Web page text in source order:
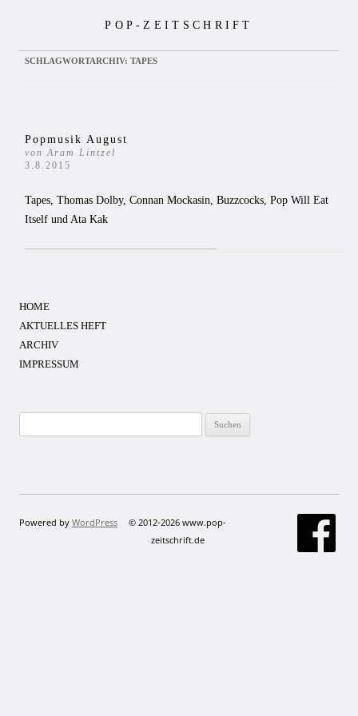
POP-ZEITSCHRIFT
SCHLAGWORTARCHIV: TAPES
Popmusik August
von Aram Lintzel
3.8.2015
Tapes, Thomas Dolby, Connan Mockasin, Buzzcocks, Pop Will Eat
Itself und Ata Kak
HOME
AKTUELLES HEFT
ARCHIV
IMPRESSUM
nach:
Powered by WordPress
© 2012-2026 www.pop-
zeitschrift.de